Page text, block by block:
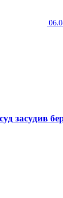
засудив